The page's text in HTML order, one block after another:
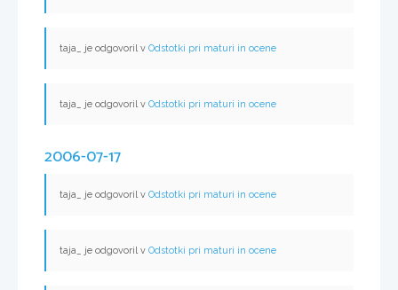
taja_ je odgovoril v Odstotki pri maturi in ocene
taja_ je odgovoril v Odstotki pri maturi in ocene
2006-07-17
taja_ je odgovoril v Odstotki pri maturi in ocene
taja_ je odgovoril v Odstotki pri maturi in ocene